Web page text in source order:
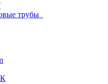
трубы